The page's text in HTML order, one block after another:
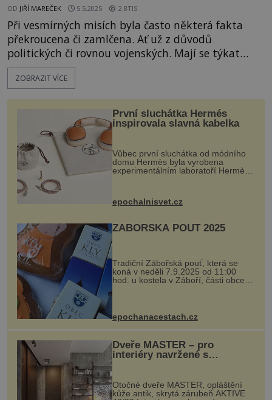
OD JIŘÍ MAREČEK 5.5.2025 2.8TIS
Při vesmírných misích byla často některá fakta
překroucena či zamlčena. Ať už z důvodů
politických či rovnou vojenských. Mají se týkat
třeba důkazů o existenci mimozemského života,
prvního člověka ve vesmíru i havárií raketoplánů.
prvním člověkem ve vesmíru? Byl Gagarin první,
koho se Sovětský
ZOBRAZIT VÍCE
První sluchátka Hermés
inspirovala slavná kabelka
Vůbec první sluchátka od módního
domu Hermès byla vyrobena
experimentálním laboratoří Hermès
kovový...
epochalnisvet.cz
ZÁBOŘSKÁ POUŤ 2025
Tradiční Zábořská pouť, která se
koná v neděli 7.9.2025 od 11:00
hod. u kostela v Záboří, části obce
Kly u Mělníka. V programu naleznete
komentovanou prohlídku kostela,
epochanacestach.cz
Dveře MASTER – pro
interiéry navržené s
rozumem i vášní!
Otočné dveře MASTER, opláštění
kůže antik, skrytá zárubeň AKTIVE